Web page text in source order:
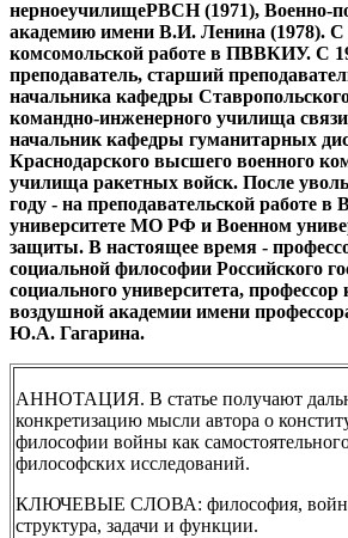
нерноеучилищеРВСН (1971), Военно-
академию имени В.И. Ленина (1978). С
комсомольской работе в ПВВКИУ. С
преподаватель, старший
начальника кафедры
командно-инженерного училища
начальник кафедры гуманитарных
Краснодарского высшего военного
училища ракетных войск. После
году - на преподавательской работе в
университете МО РФ и Военном
защиты. В настоящее время -
социальной философии Российского
социального университета,
воздушной академии имени
Ю.А. Гагарина.
АННОТАЦИЯ. В статье получают
конкретизацию мысли автора о
философии войны как
философских исследований.
КЛЮЧЕВЫЕ СЛОВА: философия,
структура, задачи и функции.